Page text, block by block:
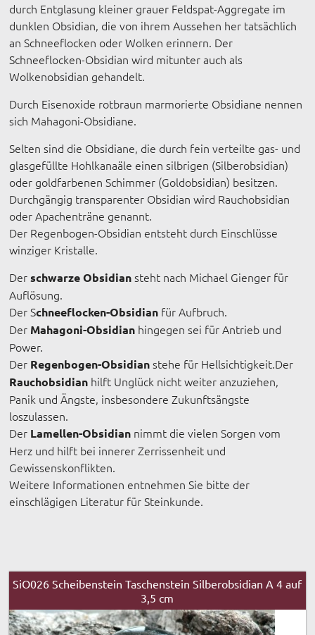
durch Entglasung kleiner grauer Feldspat-Aggregate im
dunklen Obsidian, die von ihrem Aussehen her tatsächlich
an Schneeflocken oder Wolken erinnern. Der
Schneeflocken-Obsidian wird mitunter auch als
Wolkenobsidian gehandelt.
Durch Eisenoxide rotbraun marmorierte Obsidiane nennen
sich Mahagoni-Obsidiane.
Selten sind die Obsidiane, die durch fein verteilte gas- und
glasgefüllte Hohlkanaäle einen silbrigen (Silberobsidian)
oder goldfarbenen Schimmer (Goldobsidian) besitzen.
Durchgängig transparenter Obsidian wird Rauchobsidian
oder Apachenträne genannt.
Der Regenbogen-Obsidian entsteht durch Einschlüsse
winziger Kristalle.
Derschwarze Obsidiansteht nach Michael Gienger für
Auflösung.
Der Schneeflocken-Obsidian für Aufbruch.
Der Mahagoni-Obsidian hingegen sei für Antrieb und
Power.
Der Regenbogen-Obsidianstehe für Hellsichtigkeit.Der
Rauchobsidian hilft Unglück nicht weiter anzuziehen,
Panik und Ängste, insbesondere Zukunftsängste
loszulassen.
Der Lamellen-Obsidian nimmt die vielen Sorgen vom
Herz und hilft bei innerer Zerrissenheit und
Gewissenskonflikten.
Weitere Informationen entnehmen Sie bitte der
einschlägigen Literatur für Steinkunde.
SiO026 Scheibenstein Taschenstein Silberobsidian A 4 auf
3,5 cm